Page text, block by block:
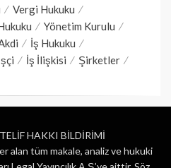
Vergi Hukuku
Yönetim Kurulu
İş Hukuku
İş İlişkisi
Şirketler
HAKKI BİLDİRİMİ
alan tüm makale, analiz ve hukuki